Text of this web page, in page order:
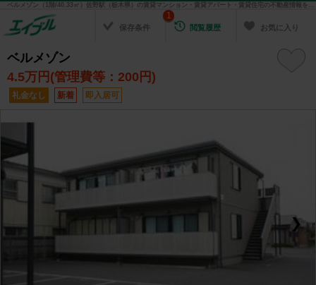
ベルメゾン（1階/40.33㎡）佐野駅（栃木県）の賃貸マンション・賃貸アパート・賃貸住宅の不動産情報を検索！ 不動産賃貸の物件探しは、お部屋探しのエイブル
保存条件 閲覧履歴
1
お気に入り
ベルメゾン
4.5万円(管理費等：200円)
礼金なし 新着 即入居可